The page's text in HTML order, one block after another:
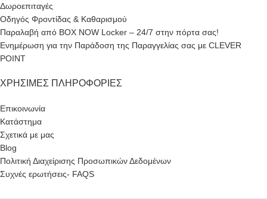
Δωροεπιταγές
Οδηγός Φροντίδας & Καθαρισμού
Παραλαβή από BOX NOW Locker – 24/7 στην πόρτα σας!
Ενημέρωση για την Παράδοση της Παραγγελίας σας με CLEVER
POINT
ΧΡΉΣΙΜΕΣ ΠΛΗΡΟΦΟΡΊΕΣ
Επικοινωνία
Κατάστημα
Σχετικά με μας
Blog
Πολιτική Διαχείρισης Προσωπικών Δεδομένων
Συχνές ερωτήσεις- FAQS